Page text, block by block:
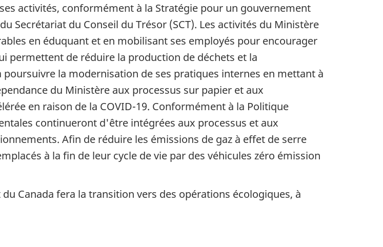
activités, conformément à la Stratégie pour un gouvernement
Secrétariat du Conseil du Trésor (SCT). Les activités du Ministère
en éduquant et en mobilisant ses employés pour encourager
permettent de réduire la production de déchets et la
la modernisation de ses pratiques internes en mettant à
du Ministère aux processus sur papier et aux
en raison de la COVID-19. Conformément à la Politique
continueront d'être intégrées aux processus et aux
Afin de réduire les émissions de gaz à effet de serre
à la fin de leur cycle de vie par des véhicules zéro émission
Canada fera la transition vers des opérations écologiques, à